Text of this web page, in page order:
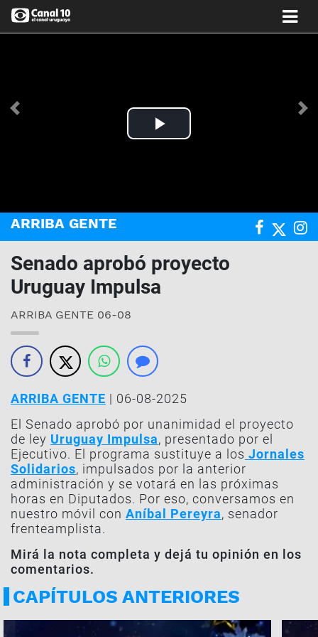
Play
Anterior
ARRIBA GENTE
Senado aprobó proyecto
Uruguay Impulsa
ARRIBA GENTE 06-08
ARRIBA GENTE | 06-08-2025
El Senado aprobó por unanimidad el proyecto
de ley Uruguay Impulsa, presentado por el
Ejecutivo. El programa sustituye a los Jornales
Solidarios, impulsados por la anterior
administración y se votará en las próximas
horas en Diputados. Por eso, conversamos en
nuestro móvil con Aníbal Pereyra, senador
frenteamplista.
Mirá la nota completa y dejá tu opinión en los
comentarios.
CAPÍTULOS ANTERIORES